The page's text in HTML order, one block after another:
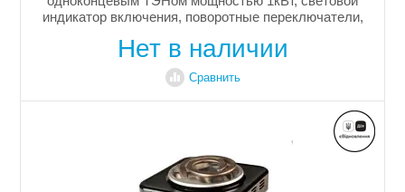
индикатор включения, поворотные переключатели,
поддон конфорки из нержавеющей стали,...
Нет в наличии
Сравнить